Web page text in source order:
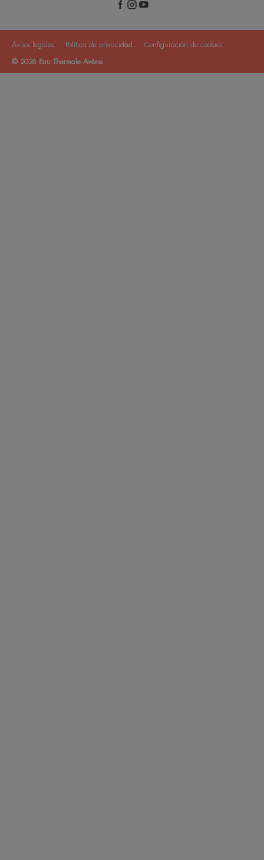
Avisos legales Política de privacidad Configuración de cookies
© 2026 Eau Thermale Avène